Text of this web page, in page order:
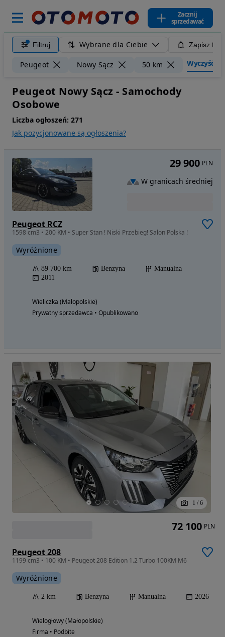
Zacznij
sprzedawać
Filtruj Wybrane dla Ciebie Zapisz
Peugeot Nowy Sącz 50 km Wyczyść
Peugeot Nowy Sącz - Samochody
Osobowe
Liczba ogłoszeń: 271
Jak pozycjonowane są ogłoszenia?
Peugeot RCZ
1598 cm3 • 200 KM • Super Stan ! Niski Przebieg! Salon Polska !
Wyróżnione
89 700 km Benzyna
Manualna
2011
Wieliczka (Małopolskie)
Prywatny sprzedawca • Opublikowano
29 900 PLN
W granicach średniej
1 / 6
Peugeot 208
1199 cm3 • 100 KM • Peugeot 208 Edition 1.2 Turbo 100KM M6
Wyróżnione
2 km Benzyna Manualna 2026
Wielogłowy (Małopolskie)
Firma • Podbite
72 100 PLN